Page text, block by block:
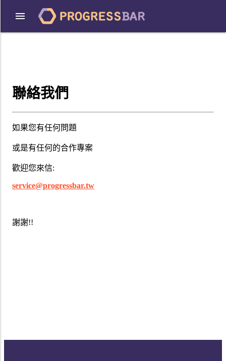
聯絡我們
如果您有任何問題
或是有任何的合作專案
歡迎您來信:
service@progressbar.tw
謝謝!!